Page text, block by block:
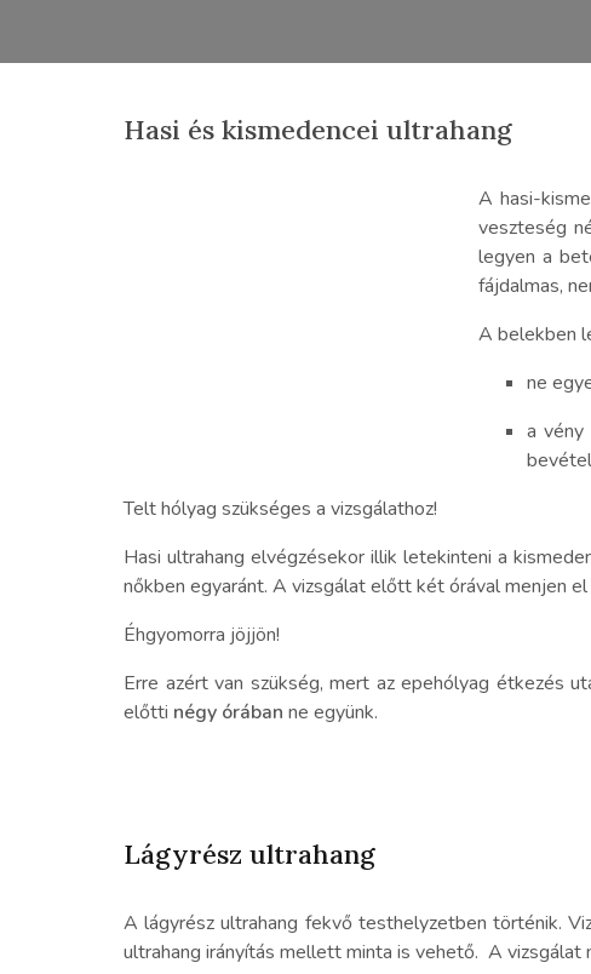
Hasi és kismedencei ultrahang
A hasi-
veszteség
legyen a
fájdalmas,
A belekben
ne
a vény
Telt hólyag szükséges a vizsgálathoz!
Hasi ultrahang elvégzésekor illik letekinteni a
nőkben egyaránt. A vizsgálat előtt két órával menjen
Éhgyomorra jöjjön!
Erre azért van szükség, mert az epehólyag étkezés
előtti négy órában ne együnk.
Lágyrész ultrahang
A lágyrész ultrahang fekvő testhelyzetben történik.
ultrahang irányítás mellett minta is vehető. A vizsgálat